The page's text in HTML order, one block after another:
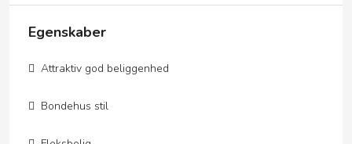
Egenskaber
Attraktiv god beliggenhed
Bondehus stil